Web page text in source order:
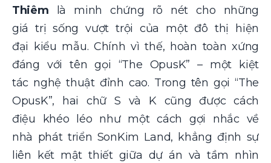
Thiêm là minh chứng rõ nét cho những
giá trị sống vượt trội của một đô thị hiện
đại kiểu mẫu. Chính vì thế, hoàn toàn xứng
đáng với tên gọi “The OpusK” – một kiệt
tác nghệ thuật đỉnh cao. Trong tên gọi “The
OpusK”, hai chữ S và K cũng được cách
điệu khéo léo như một cách gợi nhắc về
nhà phát triển SonKim Land, khẳng định sự
liên kết mật thiết giữa dự án và tầm nhìn